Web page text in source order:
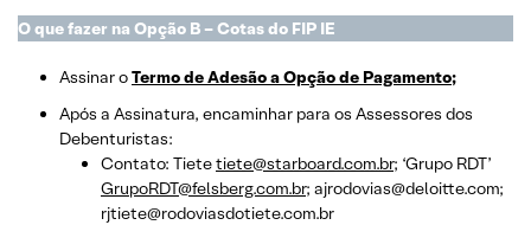
O que fazer na Opção B – Cotas do FIP IE
Assinar oTermo de Adesão a Opção de Pagamento;
Após a Assinatura, encaminhar para os Assessores dos
Debenturistas:
Contato: Tietetiete@starboard.com.br; ‘Grupo RDT’
GrupoRDT@felsberg.com.br; ajrodovias@deloitte.com;
rjtiete@rodoviasdotiete.com.br